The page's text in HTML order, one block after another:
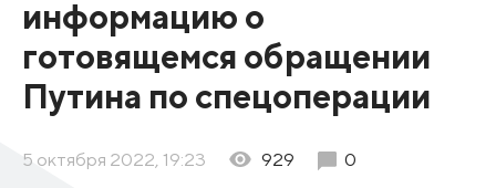
информацию о
готовящемся обращении
Путина по спецоперации
5 октября 2022, 19:23 929 0